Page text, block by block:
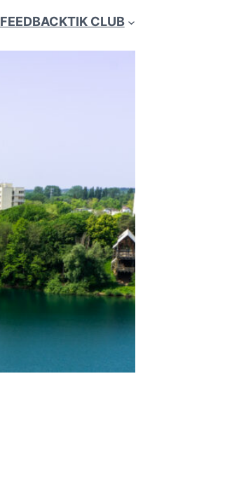
FEEDBACKTIK CLUB